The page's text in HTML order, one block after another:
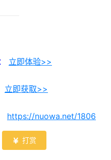
立即体验>>
立即获取>>
https://nuowa.net/1806
 打赏